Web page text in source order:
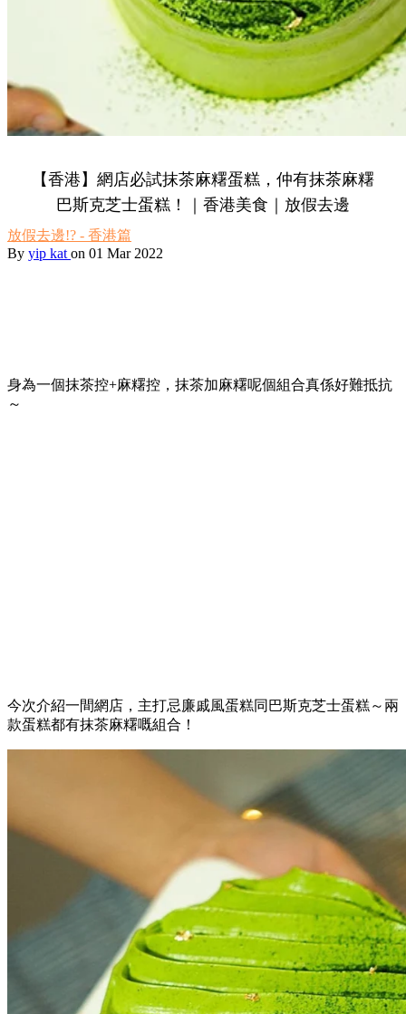
【香港】網店必試抹茶麻糬蛋糕，仲有抹茶麻糬
巴斯克芝士蛋糕！｜香港美食｜放假去邊
放假去邊!? - 香港篇
By yip kat on 01 Mar 2022
身為一個抹茶控+麻糬控，抹茶加麻糬呢個組合真係好難抵抗
～
今次介紹一間網店，主打忌廉戚風蛋糕同巴斯克芝士蛋糕～兩
款蛋糕都有抹茶麻糬嘅組合！